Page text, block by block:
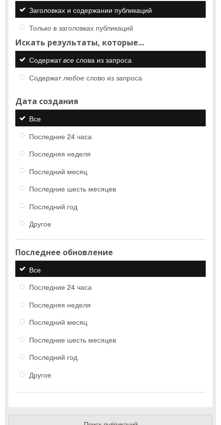
Заголовках и содержании публикаций
Только в заголовках публикаций
Искать результаты, которые...
Содержатвсе слова из запроса
Содержатлюбое слово из запроса
Дата создания
Все
Последние 24 часа
Последняя неделя
Последний месяц
Последние шесть месяцев
Последний год
Другое
Последнее обновление
Все
Последние 24 часа
Последняя неделя
Последний месяц
Последние шесть месяцев
Последний год
Другое